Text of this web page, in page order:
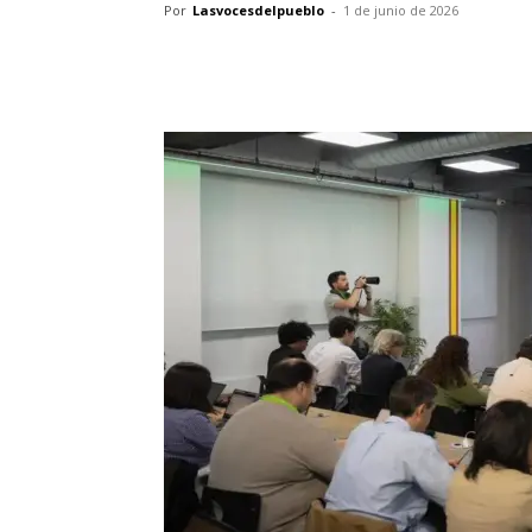
Por Lasvocesdelpueblo - 1 de junio de 2026